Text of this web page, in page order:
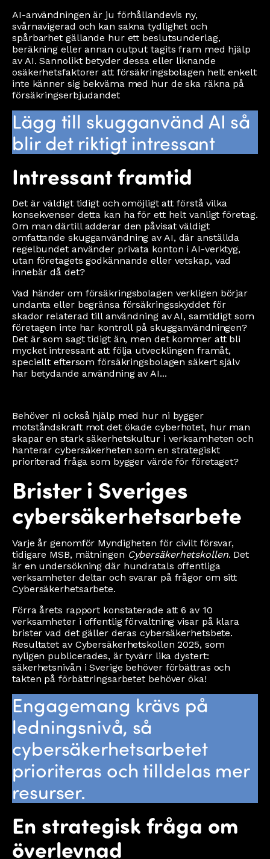
AI-användningen är ju förhållandevis ny,
svårnavigerad och kan sakna tydlighet och
spårbarhet gällande hur ett beslutsunderlag,
beräkning eller annan output tagits fram med hjälp
av AI. Sannolikt betyder dessa eller liknande
osäkerhetsfaktorer att försäkringsbolagen helt enkelt
inte känner sig bekväma med hur de ska räkna på
försäkringserbjudandet
Lägg till skugganvänd AI så
blir det riktigt intressant
Intressant framtid
Det är väldigt tidigt och omöjligt att förstå vilka
konsekvenser detta kan ha för ett helt vanligt företag.
Om man därtill adderar den påvisat väldigt
omfattande skugganvändning av AI, där anställda
regelbundet använder privata konton i AI-verktyg,
utan företagets godkännande eller vetskap, vad
innebär då det?
Vad händer om försäkringsbolagen verkligen börjar
undanta eller begränsa försäkringsskyddet för
skador relaterad till användning av AI, samtidigt som
företagen inte har kontroll på skugganvändningen?
Det är som sagt tidigt än, men det kommer att bli
mycket intressant att följa utvecklingen framåt,
speciellt eftersom försäkringsbolagen säkert själv
har betydande användning av AI...
Behöver ni också hjälp med hur ni bygger
motståndskraft mot det ökade cyberhotet, hur man
skapar en stark säkerhetskultur i verksamheten och
hanterar cybersäkerheten som en strategiskt
prioriterad fråga som bygger värde för företaget?
Brister i Sveriges
cybersäkerhetsarbete
Varje år genomför Myndigheten för civilt försvar,
tidigare MSB, mätningen Cybersäkerhetskollen. Det
är en undersökning där hundratals offentliga
verksamheter deltar och svarar på frågor om sitt
Cybersäkerhetsarbete.
Förra årets rapport konstaterade att 6 av 10
verksamheter i offentlig förvaltning visar på klara
brister vad det gäller deras cybersäkerhetsbete.
Resultatet av Cybersäkerhetskollen 2025, som
nyligen publicerades, är tyvärr lika dystert:
säkerhetsnivån i Sverige behöver förbättras och
takten på förbättringsarbetet behöver öka!
Engagemang krävs på
ledningsnivå, så
cybersäkerhetsarbetet
prioriteras och tilldelas mer
resurser.
En strategisk fråga om
överlevnad